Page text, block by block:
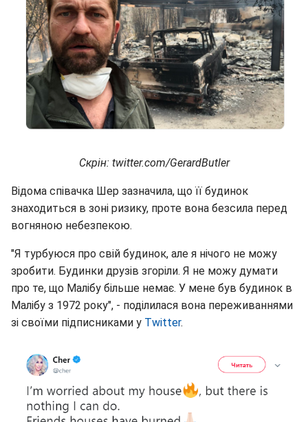
Скрін: twitter.com/GerardButler
Відома співачка Шер зазначила, що її будинок
знаходиться в зоні ризику, проте вона безсила перед
вогняною небезпекою.
"Я турбуюся про свій будинок, але я нічого не можу
зробити. Будинки друзів згоріли. Я не можу думати
про те, що Малібу більше немає. У мене був будинок в
Малібу з 1972 року", - поділилася вона переживаннями
зі своїми підписниками у Twitter.